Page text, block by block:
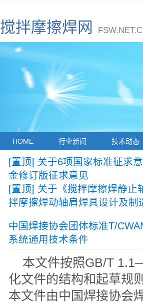
搅拌摩擦焊网
HOME 行业新闻 技术动态
[置顶] 关于6项国家标准征求
金修订版征求意见
[置顶] 关于《搅拌摩擦焊静止
拌摩擦焊动轴肩焊具设计及
中国焊接协会团体标准T/
系统通用技术条件
本文件按照GB/T
化文件的结构和起草规
本文件由中国焊接协会